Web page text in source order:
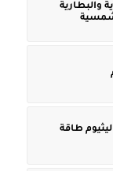
والبطارية
طاقة